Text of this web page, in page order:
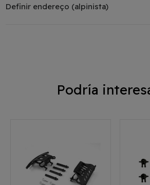
Definir endereço (alpinista)
Podría